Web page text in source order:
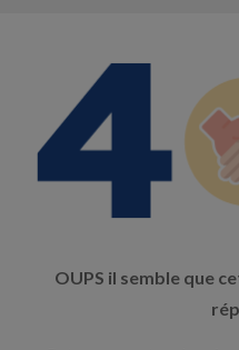
OUPS il semble que